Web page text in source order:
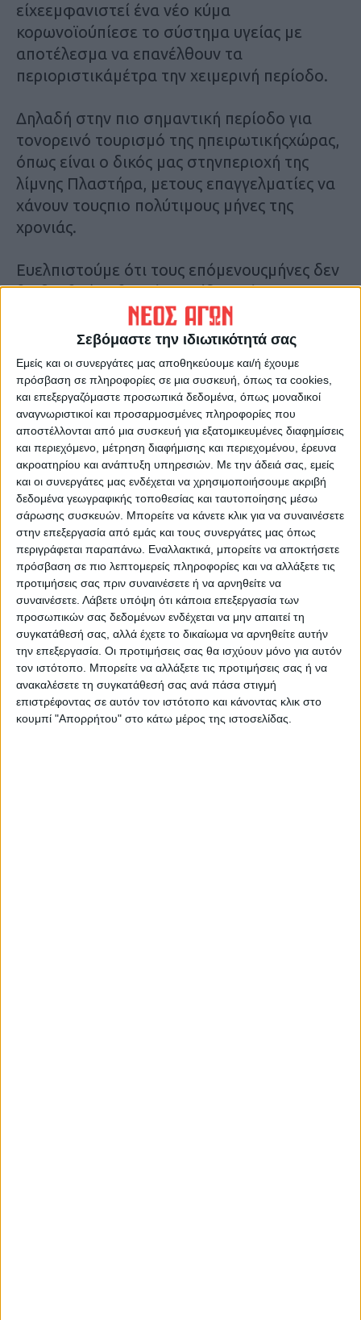
Σεβόμαστε την ιδιωτικότητά σας
Εμείς και οι συνεργάτες μας αποθηκεύουμε και/ή έχουμε
πρόσβαση σε πληροφορίες σε μια συσκευή, όπως τα cookies,
και επεξεργαζόμαστε προσωπικά δεδομένα, όπως μοναδικοί
αναγνωριστικοί και προσαρμοσμένες πληροφορίες που
αποστέλλονται από μια συσκευή για εξατομικευμένες διαφημίσεις
και περιεχόμενο, μέτρηση διαφήμισης και περιεχομένου, έρευνα
ακροατηρίου και ανάπτυξη υπηρεσιών. Με την άδειά σας, εμείς
και οι συνεργάτες μας ενδέχεται να χρησιμοποιήσουμε ακριβή
δεδομένα γεωγραφικής τοποθεσίας και ταυτοποίησης μέσω
σάρωσης συσκευών. Μπορείτε να κάνετε κλικ για να συναινέσετε
στην επεξεργασία από εμάς και τους συνεργάτες μας όπως
περιγράφεται παραπάνω. Εναλλακτικά, μπορείτε να αποκτήσετε
πρόσβαση σε πιο λεπτομερείς πληροφορίες και να αλλάξετε τις
προτιμήσεις σας πριν συναινέσετε ή να αρνηθείτε να
συναινέσετε. Λάβετε υπόψη ότι κάποια επεξεργασία των
προσωπικών σας δεδομένων ενδέχεται να μην απαιτεί τη
συγκατάθεσή σας, αλλά έχετε το δικαίωμα να αρνηθείτε αυτήν
την επεξεργασία. Οι προτιμήσεις σας θα ισχύουν μόνο για αυτόν
τον ιστότοπο. Μπορείτε να αλλάξετε τις προτιμήσεις σας ή να
ανακαλέσετε τη συγκατάθεσή σας ανά πάσα στιγμή
επιστρέφοντας σε αυτόν τον ιστότοπο και κάνοντας κλικ στο
κουμπί "Απορρήτου" στο κάτω μέρος της ιστοσελίδας.
είχεεμφανιστεί ένα νέο κύμα
κορωνοϊούπίεσε το σύστημα υγείας με
αποτέλεσμα να επανέλθουν τα
περιοριστικάμέτρα την χειμερινή περίοδο.
Δηλαδή στην πιο σημαντική περίοδο για
τονορεινό τουρισμό της ηπειρωτικήςχώρας,
όπως είναι ο δικός μας στηνπεριοχή της
λίμνης Πλαστήρα, μετους επαγγελματίες να
χάνουν τουςπιο πολύτιμους μήνες της
χρονιάς.
Ευελπιστούμε ότι τους επόμενουςμήνες δεν
θα βρεθούμε θεατές στοίδιο… έργο.
Τελευταίες Ειδήσεις Σήμερα
Ακολούθησε την εφημερίδα ΝΕΟΣ
ΑΓΩΝ στο Google News!
Όλες οι εξελίξεις στην περιοχή της
Καρδίτσας και ευρύτερα της Θεσσαλίας
ΠΡΟΗΓΟΥΜΕΝΟ ΑΡΘΡΟ
Θα αρχίσει η αντικατάσταση
ΕΠΟΜΕΝΟ ΑΡΘΡΟ
Τι δήλωσε ο Δήμαρχος
Βασίλης Τσιάκος για τα έργα
στο Δημοτικό Στάδιο - video